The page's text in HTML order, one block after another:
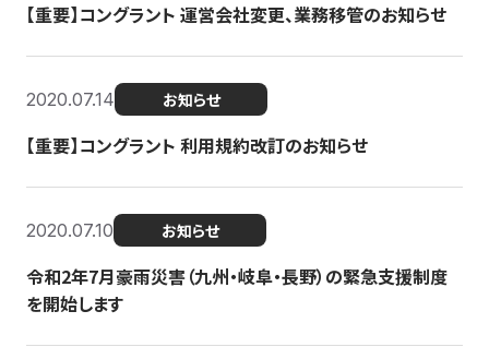
【重要】コングラント 運営会社変更、業務移管のお知らせ
2020.07.14 お知らせ
【重要】コングラント 利用規約改訂のお知らせ
2020.07.10 お知らせ
令和2年7月豪雨災害（九州・岐阜・長野）の緊急支援制度
を開始します